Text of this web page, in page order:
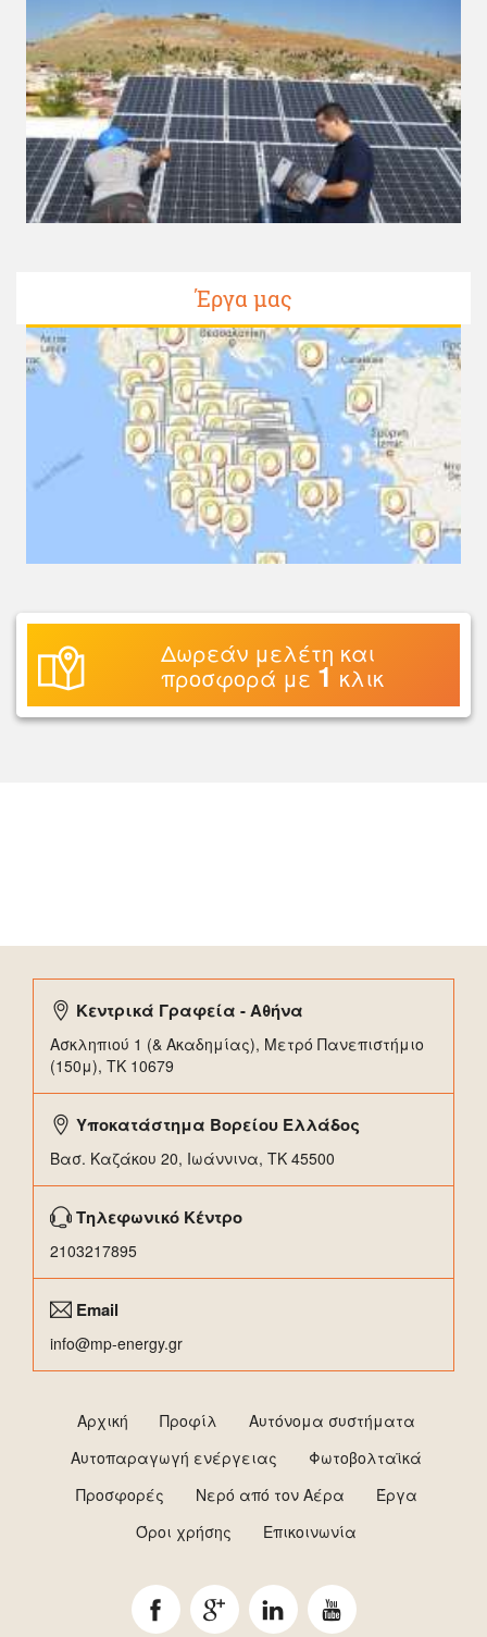
Έργα μας
Δωρεάν μελέτη και
προσφορά με 1 κλικ
Κεντρικά Γραφεία - Αθήνα
Ασκληπιού 1 (& Ακαδημίας), Μετρό Πανεπιστήμιο
(150μ), TK 10679
Υποκατάστημα Βορείου Ελλάδος
Βασ. Καζάκου 20, Ιωάννινα, ΤΚ 45500
Τηλεφωνικό Κέντρο
2103217895
Email
info@mp-energy.gr
Αρχική Προφίλ
Αυτόνομα συστήματα
Αυτοπαραγωγή ενέργειας
Φωτοβολταϊκά
Προσφορές
Νερό από τον Αέρα
Έργα
Όροι χρήσης
Επικοινωνία